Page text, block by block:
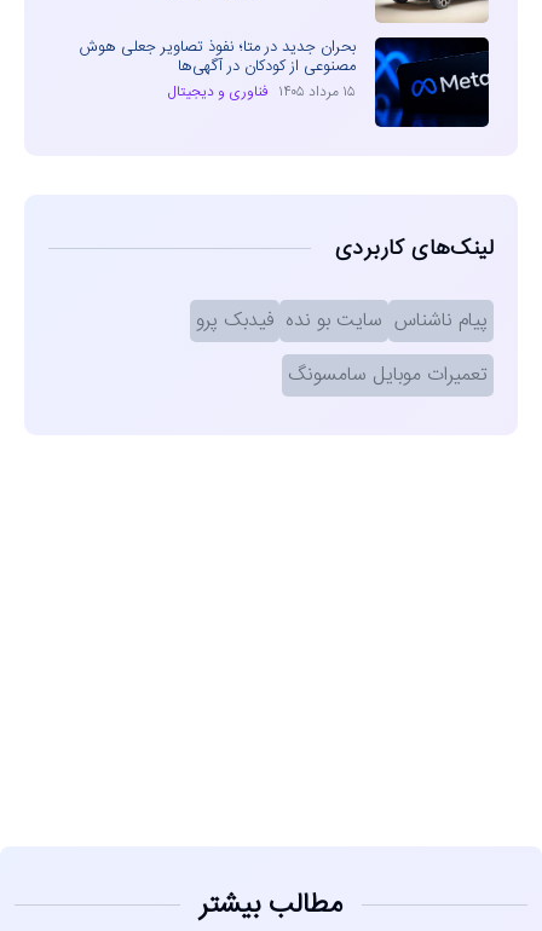
بحران جدید در متا؛ نفوذ تصاویر جعلی هوش
مصنوعی از کودکان در آگهی‌ها
۱۵ مرداد ۱۴۰۵ فناوری و دیجیتال
لینک‌های کاربردی
پیام ناشناس سایت بو نده فیدبک پرو
تعمیرات موبایل سامسونگ
مطالب بیشتر